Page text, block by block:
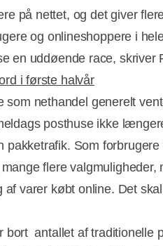
på nettet, og det giver
og onlineshoppere i
en uddøende race, skriver
i første halvår
nethandel generelt
posthuse ikke
pakketrafik. Som forbrugere
flere valgmuligheder,
varer købt online. Det
 antallet af traditionelle